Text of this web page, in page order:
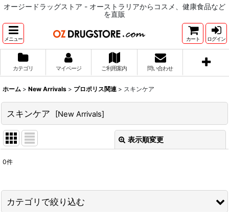
オージードラッグストア - オーストラリアからコスメ、健康食品など
を直販
メニュー カート ログイン
カテゴリ マイページ ご利用案内 問い合わせ
ホーム > New Arrivals > プロポリス関連 > スキンケア
スキンケア [New Arrivals]
表示順変更
並び順:
0件
カテゴリで絞り込む